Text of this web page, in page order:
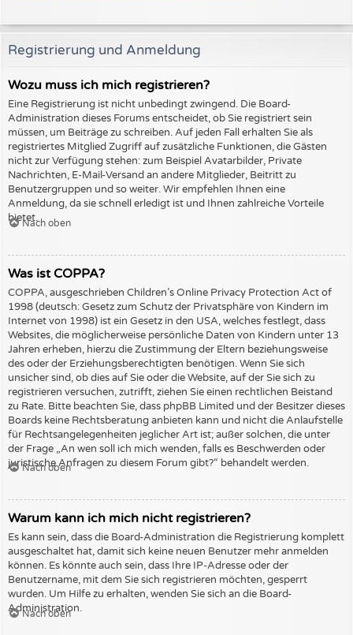
Registrierung und Anmeldung
Wozu muss ich mich registrieren?
Eine Registrierung ist nicht unbedingt zwingend. Die Board-
Administration dieses Forums entscheidet, ob Sie registriert sein
müssen, um Beiträge zu schreiben. Auf jeden Fall erhalten Sie als
registriertes Mitglied Zugriff auf zusätzliche Funktionen, die Gästen
nicht zur Verfügung stehen: zum Beispiel Avatarbilder, Private
Nachrichten, E-Mail-Versand an andere Mitglieder, Beitritt zu
Benutzergruppen und so weiter. Wir empfehlen Ihnen eine
Anmeldung, da sie schnell erledigt ist und Ihnen zahlreiche Vorteile
bietet.Nach oben
Was ist COPPA?
COPPA, ausgeschrieben Children’s Online Privacy Protection Act of
1998 (deutsch: Gesetz zum Schutz der Privatsphäre von Kindern im
Internet von 1998) ist ein Gesetz in den USA, welches festlegt, dass
Websites, die möglicherweise persönliche Daten von Kindern unter 13
Jahren erheben, hierzu die Zustimmung der Eltern beziehungsweise
des oder der Erziehungsberechtigten benötigen. Wenn Sie sich
unsicher sind, ob dies auf Sie oder die Website, auf der Sie sich zu
registrieren versuchen, zutrifft, ziehen Sie einen rechtlichen Beistand
zu Rate. Bitte beachten Sie, dass phpBB Limited und der Besitzer dieses
Boards keine Rechtsberatung anbieten kann und nicht die Anlaufstelle
für Rechtsangelegenheiten jeglicher Art ist; außer solchen, die unter
der Frage „An wen soll ich mich wenden, falls es Beschwerden oder
juristische Anfragen zu diesem Forum gibt?“ behandelt werden.
Nach oben
Warum kann ich mich nicht registrieren?
Es kann sein, dass die Board-Administration die Registrierung komplett
ausgeschaltet hat, damit sich keine neuen Benutzer mehr anmelden
können. Es könnte auch sein, dass Ihre IP-Adresse oder der
Benutzername, mit dem Sie sich registrieren möchten, gesperrt
wurden. Um Hilfe zu erhalten, wenden Sie sich an die Board-
Administration.
Nach oben